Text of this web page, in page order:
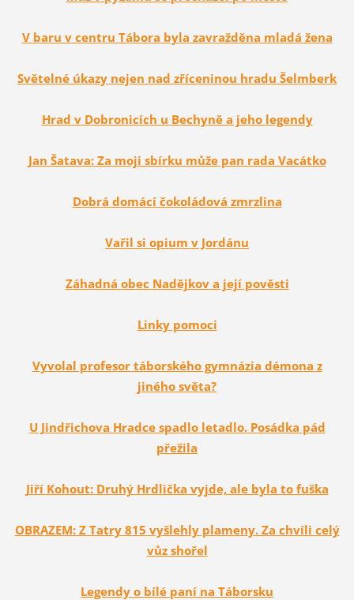
V baru v centru Tábora byla zavražděna mladá žena
Světelné úkazy nejen nad zříceninou hradu Šelmberk
Hrad v Dobronicích u Bechyně a jeho legendy
Jan Šatava: Za moji sbírku může pan rada Vacátko
Dobrá domácí čokoládová zmrzlina
Vařil si opium v Jordánu
Záhadná obec Nadějkov a její pověsti
Linky pomoci
Vyvolal profesor táborského gymnázia démona z
jiného světa?
U Jindřichova Hradce spadlo letadlo. Posádka pád
přežila
Jiří Kohout: Druhý Hrdlička vyjde, ale byla to fuška
OBRAZEM: Z Tatry 815 vyšlehly plameny. Za chvíli celý
vůz shořel
Legendy o bílé paní na Táborsku